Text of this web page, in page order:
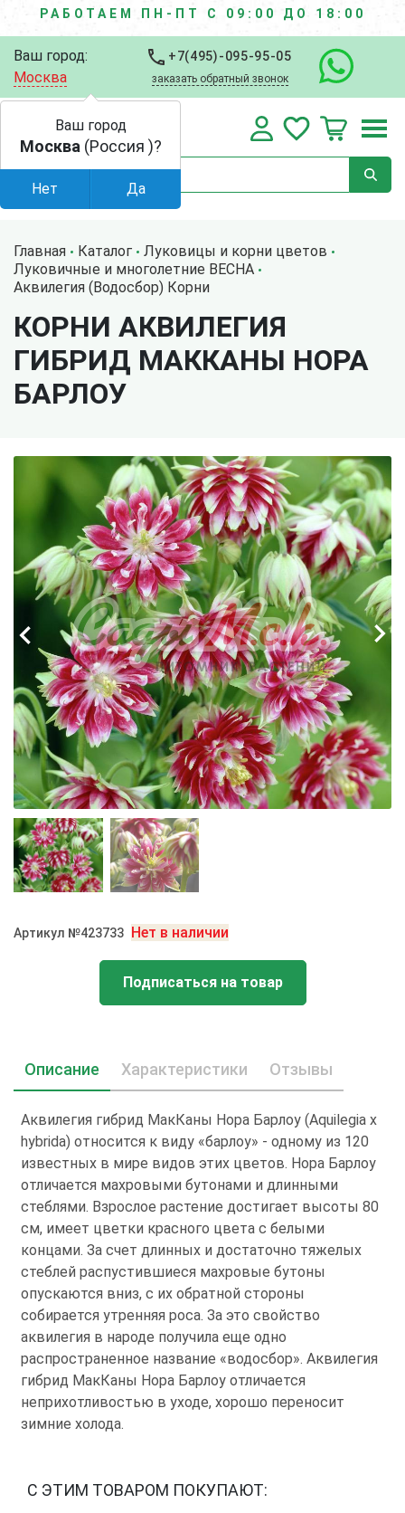
РАБОТАЕМ ПН-ПТ С 09:00 ДО 18:00
Ваш город:
Москва
+7(495)-095-95-05
заказать обратный звонок
Главная Каталог
Луковицы и корни цветов
Луковичные и многолетние ВЕСНА
Аквилегия (Водосбор) Корни
КОРНИ АКВИЛЕГИЯ
ГИБРИД МАККАНЫ НОРА
БАРЛОУ
Артикул №423733 Нет в наличии
Подписаться на товар
Описание Характеристики Отзывы
Аквилегия гибрид МакКаны Нора Барлоу (Aquilegia x
hybrida) относится к виду «барлоу» - одному из 120
известных в мире видов этих цветов. Нора Барлоу
отличается махровыми бутонами и длинными
стеблями. Взрослое растение достигает высоты 80
см, имеет цветки красного цвета с белыми
концами. За счет длинных и достаточно тяжелых
стеблей распустившиеся махровые бутоны
опускаются вниз, с их обратной стороны
собирается утренняя роса. За это свойство
аквилегия в народе получила еще одно
распространенное название «водосбор». Аквилегия
гибрид МакКаны Нора Барлоу отличается
неприхотливостью в уходе, хорошо переносит
зимние холода.
С ЭТИМ ТОВАРОМ ПОКУПАЮТ:
Ваш город
Москва (Россия )?
Нет Да